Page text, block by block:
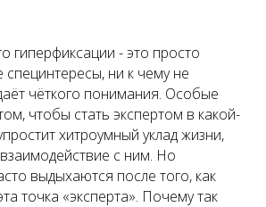
гиперфиксации - это просто
ни к чему не
чёткого понимания. Особые
чтобы стать экспертом в какой-
хитроумный уклад жизни,
с ним. Но
выдыхаются после того, как
точка «эксперта». Почему так